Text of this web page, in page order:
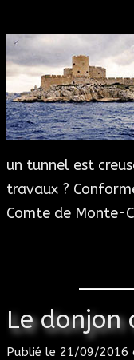
un tunnel est
travaux ?
Comte de Monte-
Le donjon
Publié le 21/09/2016